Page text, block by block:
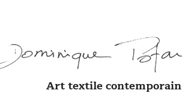
Art textile contemporain